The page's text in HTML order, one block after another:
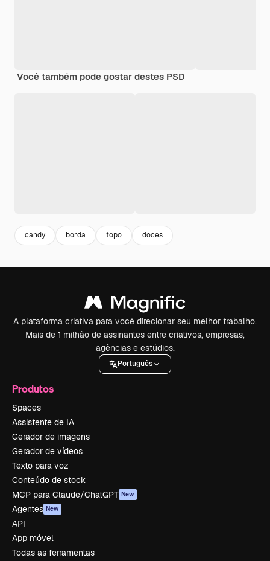
Você também pode gostar destes PSD
candy borda topo doces
A plataforma criativa para você direcionar seu melhor trabalho.
Mais de 1 milhão de assinantes entre criativos, empresas,
agências e estúdios.
Português
Produtos
Spaces
Assistente de IA
Gerador de imagens
Gerador de vídeos
Texto para voz
Conteúdo de stock
MCP para Claude/ChatGPT New
Agentes New
API
App móvel
Todas as ferramentas